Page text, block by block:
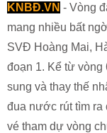
KNBĐ.VN - Vòng
mang nhiều bất
SVĐ Hoàng Mai,
đoạn 1. Kể từ
sung và thay thế
đua nước rút tìm ra
vé tham dự vòng